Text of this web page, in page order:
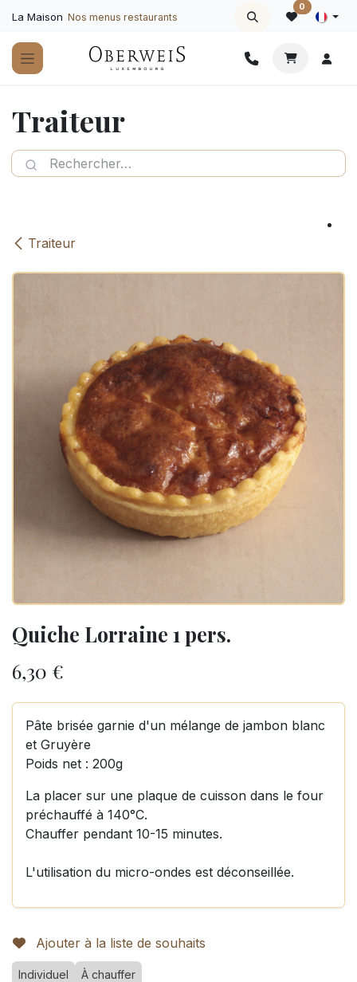
La Maison Nos menus restaurants
0
Traiteur
Traiteur
Quiche Lorraine 1 pers.
6,30 €
Pâte brisée garnie d'un mélange de jambon blanc
et Gruyère
Poids net : 200g
La placer sur une plaque de cuisson dans le four
préchauffé à 140°C.
Chauffer pendant 10-15 minutes.
L'utilisation du micro-ondes est déconseillée.
Ajouter à la liste de souhaits
Individuel À chauffer